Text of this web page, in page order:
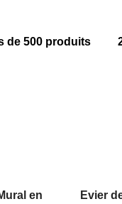
de 500 produits
en
Evier